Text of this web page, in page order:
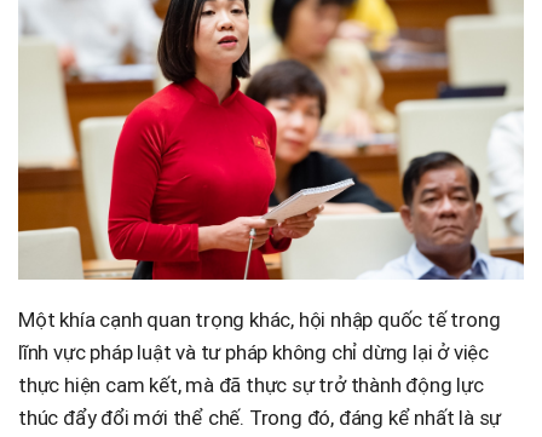
Một khía cạnh quan trọng khác, hội nhập quốc tế trong
lĩnh vực pháp luật và tư pháp không chỉ dừng lại ở việc
thực hiện cam kết, mà đã thực sự trở thành động lực
thúc đẩy đổi mới thể chế. Trong đó, đáng kể nhất là sự